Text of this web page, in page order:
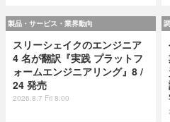
製品・サービス・業界動向
スリーシェイクのエンジニア
4 名が翻訳『実践 プラットフ
ォームエンジニアリング』8 /
24 発売
2026.8.7 Fri 8:00